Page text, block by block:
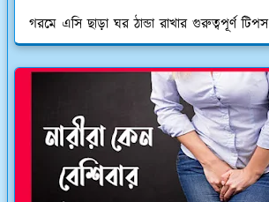
গরমে এসি ছাড়া ঘর ঠান্ডা রাখার গুরুত্বপূর্ণ টিপস